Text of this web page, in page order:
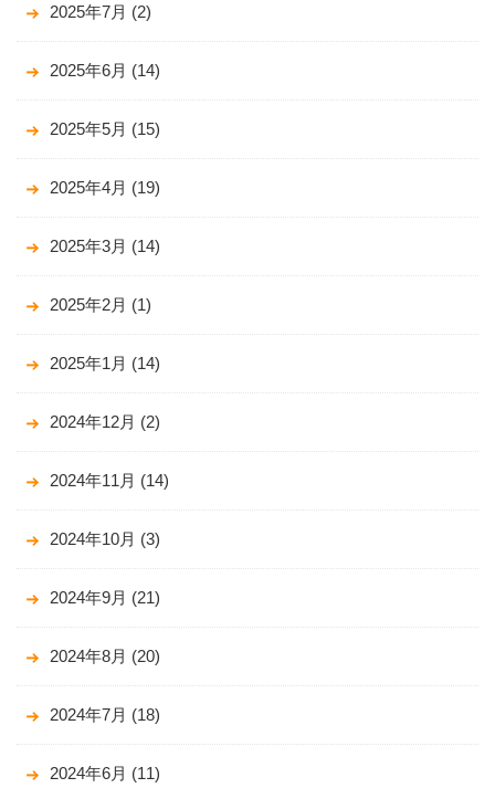
2025年7月 (2)
2025年6月 (14)
2025年5月 (15)
2025年4月 (19)
2025年3月 (14)
2025年2月 (1)
2025年1月 (14)
2024年12月 (2)
2024年11月 (14)
2024年10月 (3)
2024年9月 (21)
2024年8月 (20)
2024年7月 (18)
2024年6月 (11)